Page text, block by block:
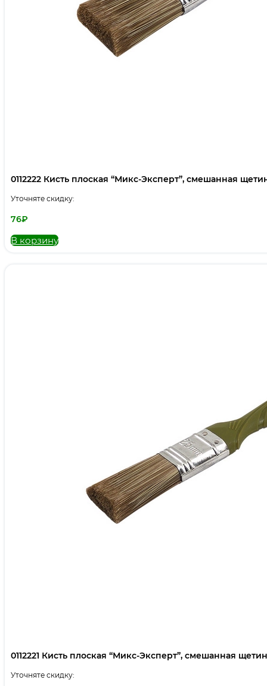
0112222 Кисть плоская “Микс-Эксперт”, смешанная
Уточняте скидку:
76₽
В корзину
0112221 Кисть плоская “Микс-Эксперт”, смешанная
Уточняте скидку: